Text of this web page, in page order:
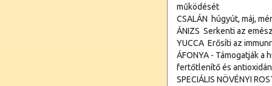
működését
CSALÁN  húgyút, máj,
ÁNIZS  Serkenti az
YUCCA  Erősíti az
ÁFONYA - Támogatják
fertőtlenítő és
SPECIÁLIS NÖVÉNYI